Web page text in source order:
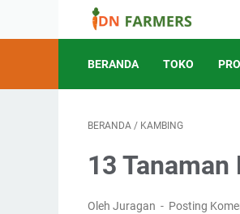
BERANDA TOKO
BERANDA / KAMBING
13
Oleh Juragan Posting